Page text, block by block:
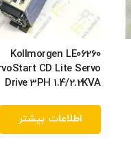
Kollmorgen LE06260
CD Lite Servo
Drive 3PH 1.4/2.2KVA
اطلاعات بیشتر